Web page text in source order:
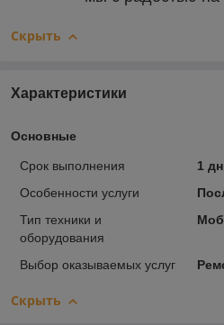
Скрыть
Характеристики
Основные
Срок выполнения
1 дн
Особенности услуги
Тип техники и
оборудования
Выбор оказываемых услуг
Скрыть